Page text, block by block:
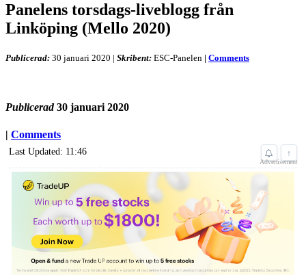
Panelens torsdags-liveblogg från
Linköping (Mello 2020)
Publicerad: 30 januari 2020 | Skribent: ESC-Panelen | Comments
Publicerad 30 januari 2020
| Comments
Last Updated: 11:46 ↑
Advertisement